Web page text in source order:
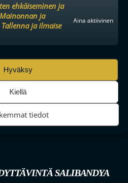
ehkäiseminen ja
ja
ja ilmaise
Aina aktiivinen
Hyväksy
Kiellä
tiedot
SALIBANDYA